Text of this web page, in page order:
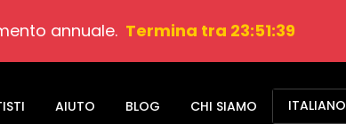
annuale. Termina tra 23:51:38
AIUTO BLOG CHI SIAMO ITALIANO